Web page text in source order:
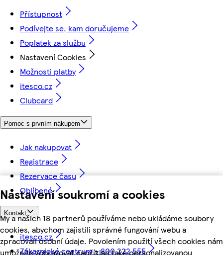
Nastavení soukromí a cookies
My a našich 18 partnerů používáme nebo ukládáme soubory
cookies, abychom zajistili správné fungování webu a
zpracovali osobní údaje. Povolením použití všech cookies nám
umožníte zobrazovat například také personalizovanou
Přístupnost
Podívejte se, kam doručujeme
Poplatek za službu
Nastavení Cookies
Možnosti platby
itesco.cz
Clubcard
Pomoc s prvním nákupem
Jak nakupovat
Registrace
Rezervace času
Oblíbené
Kontakt
itesco.cz
Zákaznické centrum - 800 222 555